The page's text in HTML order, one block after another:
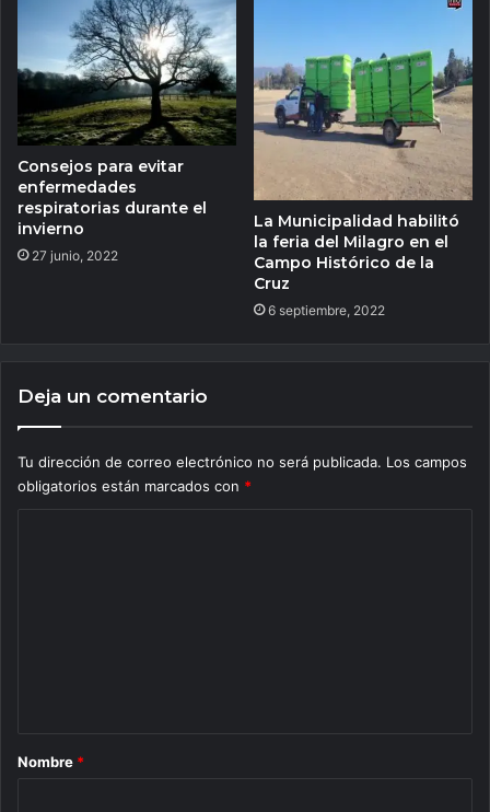
Consejos para evitar
enfermedades
respiratorias durante el
invierno
27 junio, 2022
La Municipalidad habilitó
la feria del Milagro en el
Campo Histórico de la
Cruz
6 septiembre, 2022
Deja un comentario
Tu dirección de correo electrónico no será publicada. Los campos
obligatorios están marcados con *
rNombre *